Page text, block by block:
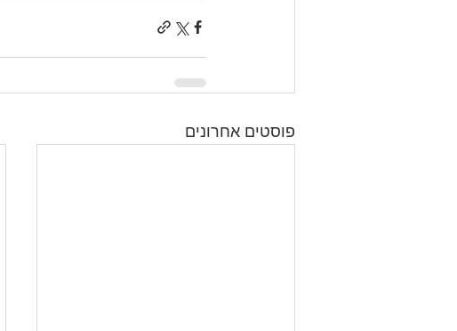
פוסטים אחרונים